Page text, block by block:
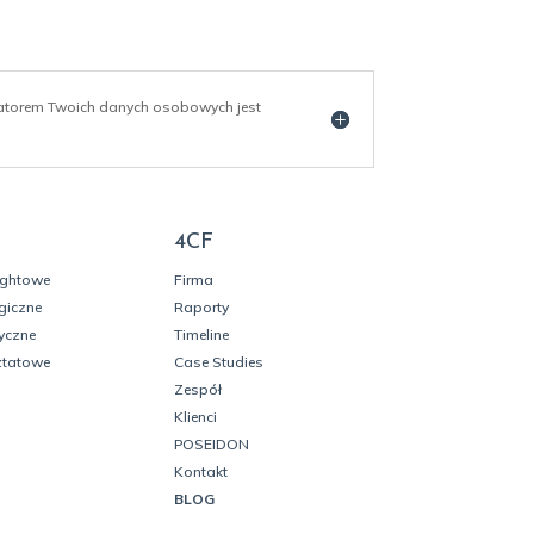
Twoich danych osobowych jest
4CF
Firma
Raporty
Timeline
Case Studies
Zespół
Klienci
POSEIDON
Kontakt
BLOG